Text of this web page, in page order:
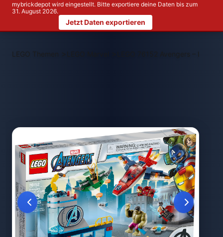
mybrickdepot wird eingestellt. Bitte exportiere deine Daten bis zum
31. August 2026.
Jetzt Daten exportieren
LEGO Themen > LEGO 76152 Avengers – Lokis